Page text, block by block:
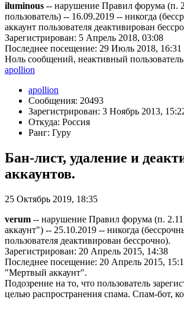
iluminous -- нарушение Правил форума (п.
пользователь) -- 16.09.2019 -- никогда
аккаунт пользователя деактивирован
Зарегистрирован: 5 Апрель 2018, 03:08
Последнее посещение: 29 Июль 2018, 16:31
Ноль сообщений, неактивный
apollion
apollion
Сообщения: 20493
Зарегистрирован: 3 Ноябрь 2013,
Откуда: Россия
Ранг: Гуру
Бан-лист, удаление и
аккаунтов.
25 Октябрь 2019, 18:35
verum -- нарушение Правил форума (п.
аккаунт") -- 25.10.2019 -- никогда
пользователя деактивирован бессрочно).
Зарегистрирован: 20 Апрель 2015, 14:38
Последнее посещение: 20 Апрель 2015,
"Мертвый аккаунт".
Подозрение на то, что пользователь
целью распространения спама. Спам-бот,